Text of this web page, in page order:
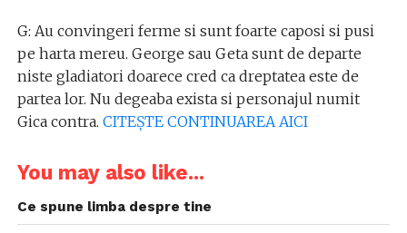
G: Au convingeri ferme si sunt foarte caposi si pusi
pe harta mereu. George sau Geta sunt de departe
niste gladiatori doarece cred ca dreptatea este de
partea lor. Nu degeaba exista si personajul numit
Gica contra. CITEȘTE CONTINUAREA AICI
You may also like...
Ce spune limba despre tine